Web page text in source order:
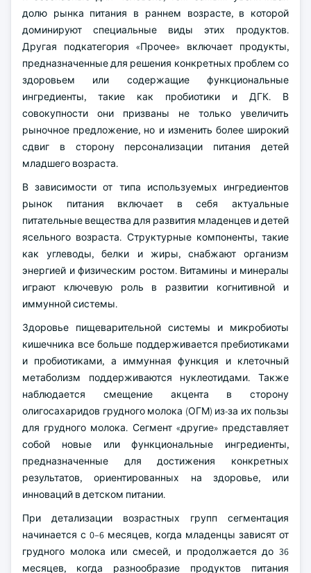
долю рынка питания в раннем возрасте, в которой
доминируют специальные виды этих продуктов.
Другая подкатегория «Прочее» включает продукты,
предназначенные для решения конкретных проблем со
здоровьем или содержащие функциональные
ингредиенты, такие как пробиотики и ДГК. В
совокупности они призваны не только увеличить
рыночное предложение, но и изменить более широкий
сдвиг в сторону персонализации питания детей
младшего возраста.
В зависимости от типа используемых ингредиентов
рынок питания включает в себя актуальные
питательные вещества для развития младенцев и детей
ясельного возраста. Структурные компоненты, такие
как углеводы, белки и жиры, снабжают организм
энергией и физическим ростом. Витамины и минералы
играют ключевую роль в развитии когнитивной и
иммунной системы.
Здоровье пищеварительной системы и микробиоты
кишечника все больше поддерживается пребиотиками
и пробиотиками, а иммунная функция и клеточный
метаболизм поддерживаются нуклеотидами. Также
наблюдается смещение акцента в сторону
олигосахаридов грудного молока (ОГМ) из-за их пользы
для грудного молока. Сегмент «другие» представляет
собой новые или функциональные ингредиенты,
предназначенные для достижения конкретных
результатов, ориентированных на здоровье, или
инноваций в детском питании.
При детализации возрастных групп сегментация
начинается с 0–6 месяцев, когда младенцы зависят от
грудного молока или смесей, и продолжается до 36
месяцев, когда разнообразие продуктов питания